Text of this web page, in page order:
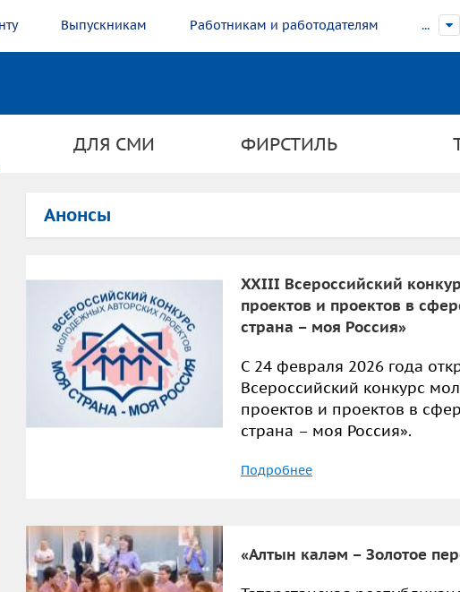
Выпускникам Работникам и работодателям ...
ДЛЯ СМИ ФИРСТИЛЬ
Анонсы
XXIII Всероссийский
проектов и проектов в
страна – моя Россия»
С 24 февраля 2026 года
Всероссийский конкурс
проектов и проектов в
страна – моя Россия».
Подробнее
«Алтын каләм – Золотое